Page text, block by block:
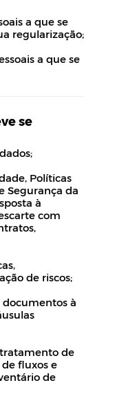
a que se
regularização;
a que se
se
Políticas
Segurança da
à
com
de riscos;
documentos à
tratamento de
fluxos e
de